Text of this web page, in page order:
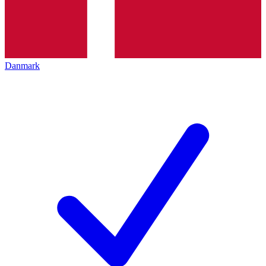
Danmark